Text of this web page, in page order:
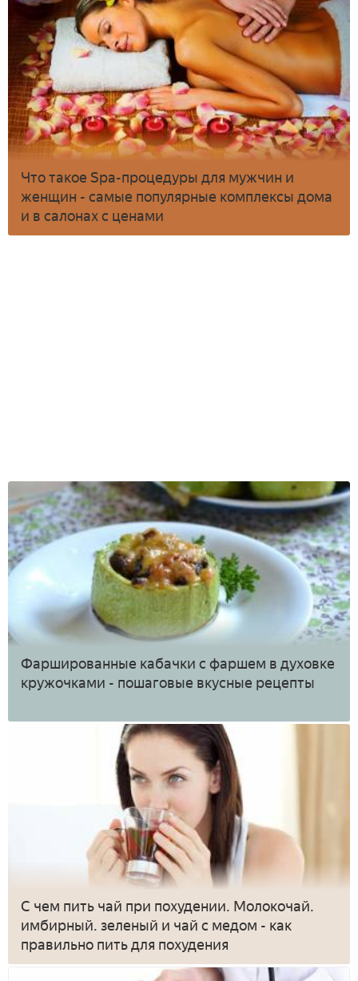
Что такое Spa-процедуры для мужчин и
женщин - самые популярные комплексы дома
и в салонах с ценами
Фаршированные кабачки с фаршем в духовке
кружочками - пошаговые вкусные рецепты
С чем пить чай при похудении. Молокочай.
имбирный. зеленый и чай с медом - как
правильно пить для похудения